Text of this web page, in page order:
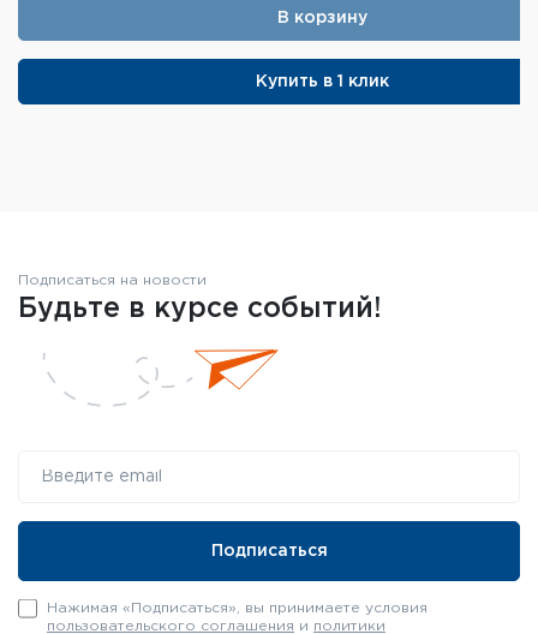
В корзину
Купить в 1 клик
Подписаться на новости
Будьте в курсе событий!
Нажимая «Подписаться», вы принимаете условия
пользовательского соглашения и политики